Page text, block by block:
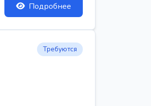
Подробнее
Требуются